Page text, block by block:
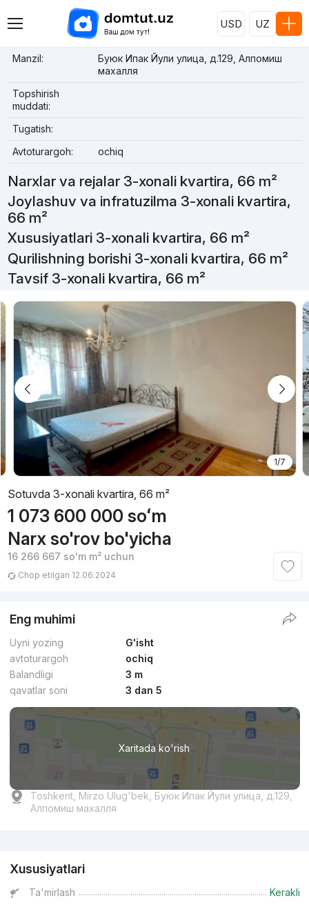
USD UZ
Manzil:
Буюк Ипак Йули улица, д.129, Алпомиш
махалля
Topshirish
muddati:
Tugatish:
Avtoturargoh:
ochiq
Narxlar va rejalar 3-xonali kvartira, 66 m²
Joylashuv va infratuzilma 3-xonali kvartira,
66 m²
Xususiyatlari 3-xonali kvartira, 66 m²
Qurilishning borishi 3-xonali kvartira, 66 m²
Tavsif 3-xonali kvartira, 66 m²
1/7
Sotuvda 3-xonali kvartira, 66 m²
1 073 600 000 soʻm
Narx so'rov bo'yicha
16 266 667 soʻmm² uchun
Chop etilgan 12.06.2024
Eng muhimi
Uyni yozing
G'isht
avtoturargoh
ochiq
Balandligi
3 m
qavatlar soni
3 dan 5
Xaritada ko'rish
Toshkent, Mirzo Ulug'bek, Буюк Ипак Йули улица, д.129,
Алпомиш махалля
Xususiyatlari
Ta'mirlash
Kerakli